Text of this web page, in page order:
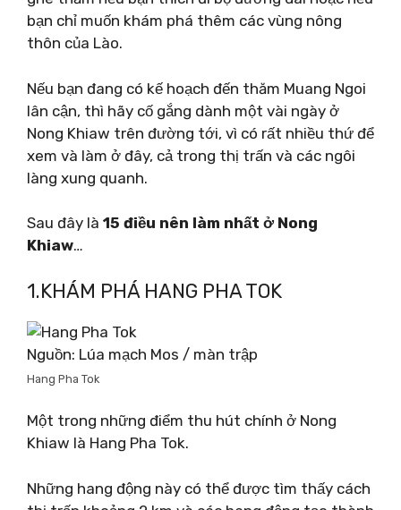
bạn chỉ muốn khám phá thêm các vùng nông
thôn của Lào.
Nếu bạn đang có kế hoạch đến thăm Muang Ngoi
lân cận, thì hãy cố gắng dành một vài ngày ở
Nong Khiaw trên đường tới, vì có rất nhiều thứ để
xem và làm ở đây, cả trong thị trấn và các ngôi
làng xung quanh.
Sau đây là 15 điều nên làm nhất ở Nong
Khiaw…
1.KHÁM PHÁ HANG PHA TOK
Nguồn: Lúa mạch Mos / màn trập
Hang Pha Tok
Một trong những điểm thu hút chính ở Nong
Khiaw là Hang Pha Tok.
Những hang động này có thể được tìm thấy cách